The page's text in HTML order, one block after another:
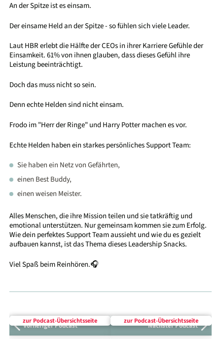
An der Spitze ist es einsam.
Der einsame Held an der Spitze - so fühlen sich viele Leader.
Laut HBR erlebt die Hälfte der CEOs in ihrer Karriere Gefühle der
Einsamkeit. 61% von ihnen glauben, dass dieses Gefühl ihre
Leistung beeinträchtigt.
Doch das muss nicht so sein.
Denn echte Helden sind nicht einsam.
Frodo im "Herr der Ringe" und Harry Potter machen es vor.
Echte Helden haben ein starkes persönliches Support Team:
Sie haben ein Netz von Gefährten,
einen Best Buddy,
einen weisen Meister.
Alles Menschen, die ihre Mission teilen und sie tatkräftig und
emotional unterstützen. Nur gemeinsam kommen sie zum Erfolg.
Wie dein perfektes Support Team aussieht und wie du es gezielt
aufbauen kannst, ist das Thema dieses Leadership Snacks.
Viel Spaß beim Reinhören.🎧
zur Podcast-Über­sichts­seite
Vorheriger Podcast
zur Podcast-Über­sichts­seite
Nächster Podcast